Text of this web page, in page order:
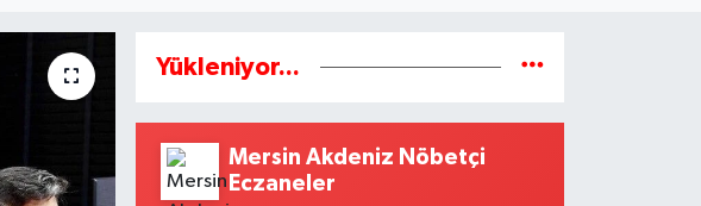
Yükleniyor...
Mersin Akdeniz Nöbetçi
Eczaneler